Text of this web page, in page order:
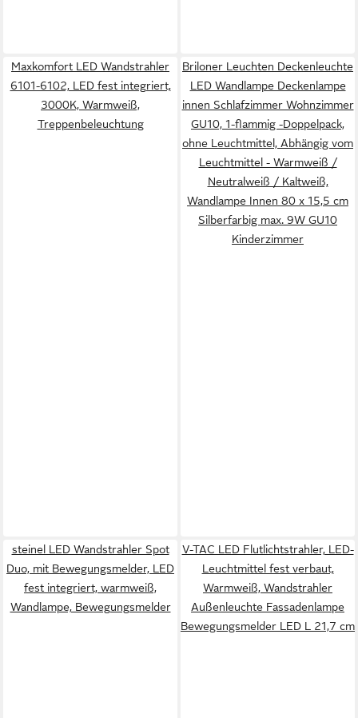
Maxkomfort LED Wandstrahler
6101-6102, LED fest integriert,
3000K, Warmweiß,
Treppenbeleuchtung
Briloner Leuchten Deckenleuchte
LED Wandlampe Deckenlampe
innen Schlafzimmer Wohnzimmer
GU10, 1-flammig -Doppelpack,
ohne Leuchtmittel, Abhängig vom
Leuchtmittel - Warmweiß /
Neutralweiß / Kaltweiß,
Wandlampe Innen 80 x 15,5 cm
Silberfarbig max. 9W GU10
Kinderzimmer
steinel LED Wandstrahler Spot
Duo, mit Bewegungsmelder, LED
fest integriert, warmweiß,
Wandlampe, Bewegungsmelder
V-TAC LED Flutlichtstrahler, LED-
Leuchtmittel fest verbaut,
Warmweiß, Wandstrahler
Außenleuchte Fassadenlampe
Bewegungsmelder LED L 21,7 cm